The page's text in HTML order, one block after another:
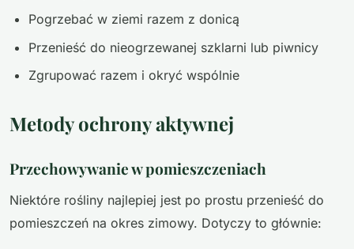
Pogrzebać w ziemi razem z donicą
Przenieść do nieogrzewanej szklarni lub piwnicy
Zgrupować razem i okryć wspólnie
Metody ochrony aktywnej
Przechowywanie w pomieszczeniach
Niektóre rośliny najlepiej jest po prostu przenieść do
pomieszczeń na okres zimowy. Dotyczy to głównie: